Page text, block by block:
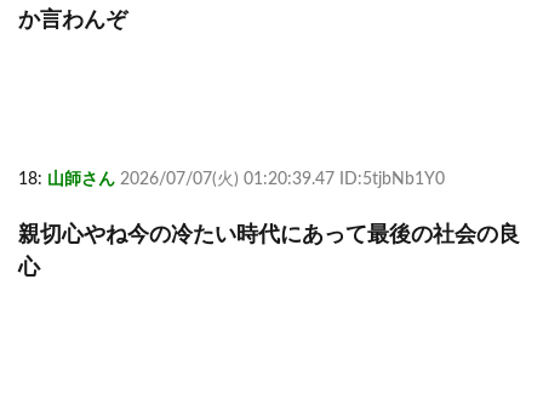
か言わんぞ
18: 山師さん 2026/07/07(火) 01:20:39.47 ID:5tjbNb1Y0
親切心やね今の冷たい時代にあって最後の社会の良
心